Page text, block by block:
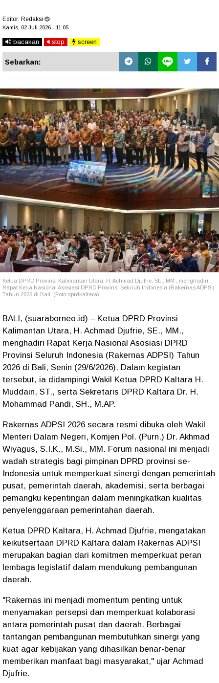
Editor: Redaksi
Kamis, 02 Juli 2026 - 11.05
bacakan stop screen
Sebarkan:
Ketua DPRD Provinsi Kalimantan Utara, H. Achmad Djufrie, SE., MM., menghadiri
Rapat Kerja Nasional Asosiasi DPRD Provinsi Seluruh Indonesia (Rakernas ADPSI)
Tahun 2026 di Bali. (Foto:dprdkaltara)
BALI, (suaraborneo.id) – Ketua DPRD Provinsi
Kalimantan Utara, H. Achmad Djufrie, SE., MM.,
menghadiri Rapat Kerja Nasional Asosiasi DPRD
Provinsi Seluruh Indonesia (Rakernas ADPSI) Tahun
2026 di Bali, Senin (29/6/2026). Dalam kegiatan
tersebut, ia didampingi Wakil Ketua DPRD Kaltara H.
Muddain, ST., serta Sekretaris DPRD Kaltara Dr. H.
Mohammad Pandi, SH., M.AP.
Rakernas ADPSI 2026 secara resmi dibuka oleh Wakil
Menteri Dalam Negeri, Komjen Pol. (Purn.) Dr. Akhmad
Wiyagus, S.I.K., M.Si., MM. Forum nasional ini menjadi
wadah strategis bagi pimpinan DPRD provinsi se-
Indonesia untuk memperkuat sinergi dengan pemerintah
pusat, pemerintah daerah, akademisi, serta berbagai
pemangku kepentingan dalam meningkatkan kualitas
penyelenggaraan pemerintahan daerah.
Ketua DPRD Kaltara, H. Achmad Djufrie, mengatakan
keikutsertaan DPRD Kaltara dalam Rakernas ADPSI
merupakan bagian dari komitmen memperkuat peran
lembaga legislatif dalam mendukung pembangunan
daerah.
"Rakernas ini menjadi momentum penting untuk
menyamakan persepsi dan memperkuat kolaborasi
antara pemerintah pusat dan daerah. Berbagai
tantangan pembangunan membutuhkan sinergi yang
kuat agar kebijakan yang dihasilkan benar-benar
memberikan manfaat bagi masyarakat," ujar Achmad
Djufrie.